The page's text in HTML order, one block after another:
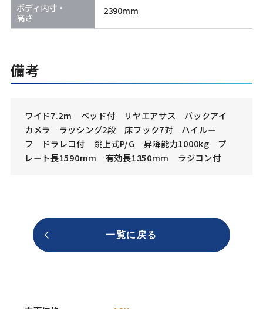
ボディ内寸・
高さ
2390mm
備考
ワイド7.2m ベッド付 リヤエアサス バックアイ
カメラ ラッシング2段 床フック7対 ハイルー
フ ドラレコ付 跳上式P/G 昇降能力1000kg プ
レート長1590mm 有効長1350mm ラジコン付
一覧に戻る